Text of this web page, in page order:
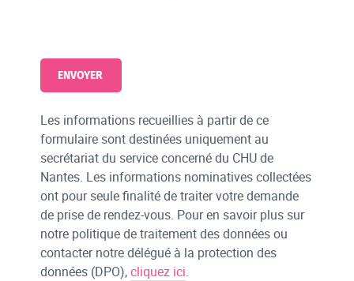
Les informations recueillies à partir de ce
formulaire sont destinées uniquement au
secrétariat du service concerné du CHU de
Nantes. Les informations nominatives collectées
ont pour seule finalité de traiter votre demande
de prise de rendez-vous. Pour en savoir plus sur
notre politique de traitement des données ou
contacter notre délégué à la protection des
données (DPO),cliquez ici.